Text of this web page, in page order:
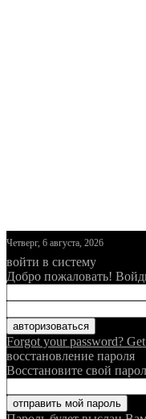
Четверг, 6 августа, 2026
войти в систему
Добро пожаловать!
Forgot your password?
восстановление пароля
Восстановите свой